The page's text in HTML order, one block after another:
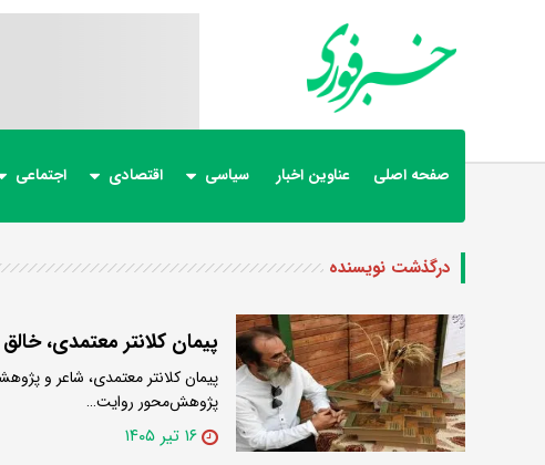
صفحه اصلی عناوین اخبار سیاسی اقتصادی اجتماعی
درگذشت نویسنده
پیمان کلانتر معتمدی،
پیمان کلانتر معتمدی، شاعر و
پژوهش‌محور روایت…
۱۶ تیر ۱۴۰۵